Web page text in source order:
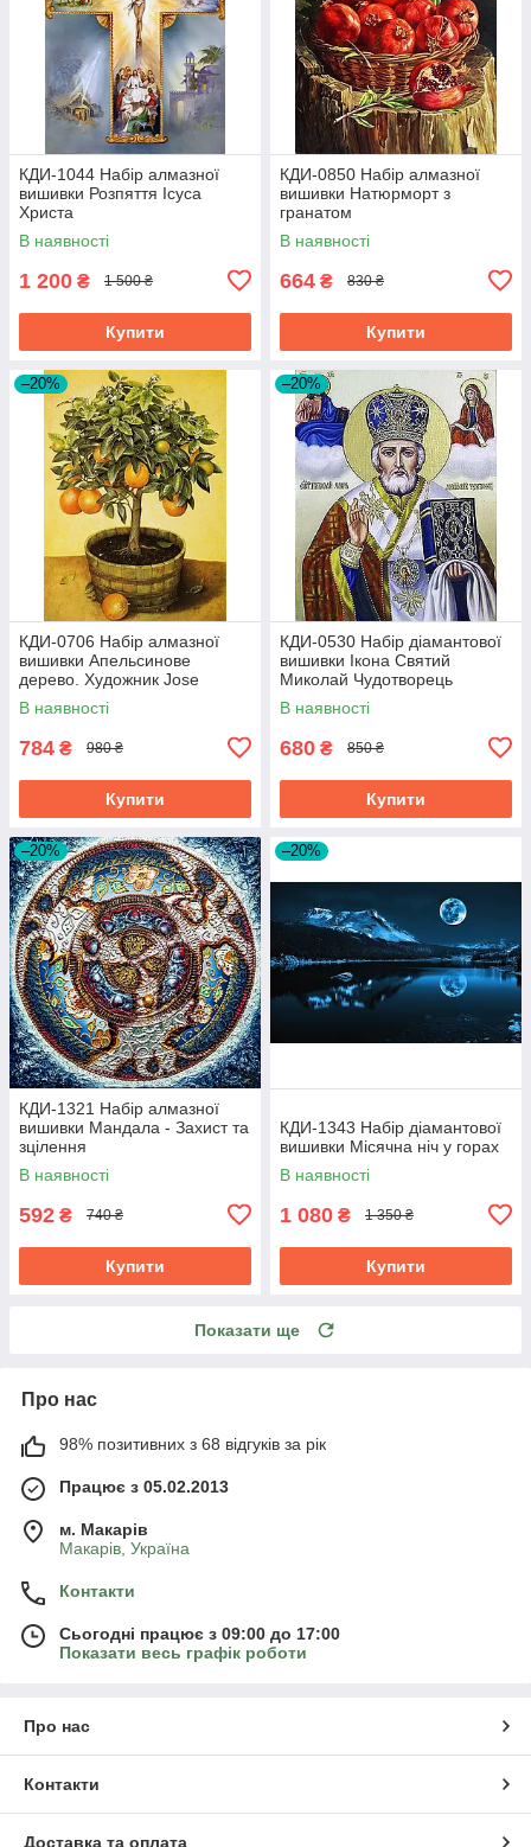
КДИ-1044 Набір алмазної
вишивки Розпяття Ісуса
Христа
В наявності
1 200 ₴ 1 500 ₴
Купити
КДИ-0850 Набір алмазної
вишивки Натюрморт з
гранатом
В наявності
664 ₴ 830 ₴
Купити
–20%
КДИ-0706 Набір алмазної
вишивки Апельсинове
дерево. Художник Jоse
Escofet
В наявності
784 ₴ 980 ₴
Купити
–20%
КДИ-0530 Набір діамантової
вишивки Ікона Святий
Миколай Чудотворець
В наявності
680 ₴ 850 ₴
Купити
–20%
КДИ-1321 Набір алмазної
вишивки Мандала - Захист та
зцілення
В наявності
592 ₴ 740 ₴
Купити
–20%
КДИ-1343 Набір діамантової
вишивки Місячна ніч у горах
В наявності
1 080 ₴ 1 350 ₴
Купити
Показати ще
Про нас
98% позитивних з 68 відгуків за рік
Працює з 05.02.2013
м. Mакарів
Mакарів, Україна
Контакти
Сьогодні працює з 09:00 до 17:00
Показати весь графік роботи
Про нас
Контакти
Доставка та оплата